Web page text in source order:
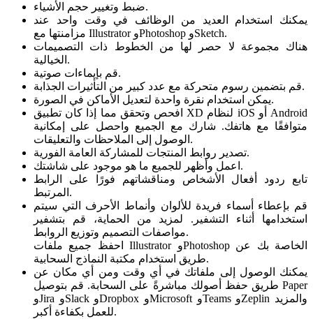
ضبط وتغيير حجم الأشياء.
يمكنك استخدام العديد من الوظائف في وقت واحد عند
مزامنتها مع Illustrator وPhotoshop وSketch.
هناك مجموعة لا حصر لها من الخطوط ذات التصميمات
الخيالية.
قم بإيماءات صوتية.
قم بتضمين رسوم متحركة مع عدد كبير من التأثيرات الجذابة.
يمكن استخدام نقرة واحدة لتعديل الأماكن في الصورة.
افحص وتحقق مما إذا كان تطبيق XD لنظام iOS أو Android
متوافقًا مع هاتفك. شارك مع الجميع واحصل على إمكانية
الوصول إلى الملاحظات والتعليقات.
تصدير روابط المنتجات للمشاركة العامة الفورية.
اعمل وأظهر للجميع ما هو موجود على شاشتك.
تابع ردود أفعال الأشخاص ومناقشاتهم فورًا على الرابط
المرتبط.
قم بإعطاء أسماء فريدة للألوان وأنماط الأحرف التي سيتم
استخدامها أثناء التشفير. لمزيد من الحماية، قم بتشفير
مواصفات التصميم وتوزيع الروابط.
احفظ جميع ملفات Illustrator وPhotoshop الخاصة بك عن
طريق استخدام مكتبة النماذج السحابية.
يمكنك الوصول إلى ملفاتك في أي وقت ومن أي مكان عن
طريق حفظ أصولك مباشرةً على السحابة. قم بتوصيل Paper
وJira وSlack وDropbox وMicrosoft وTeams وZeplin والمزيد
للعمل بكفاءة أكبر.